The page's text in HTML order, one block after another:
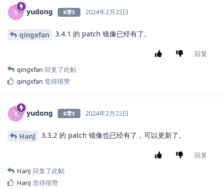
Y yudong K零S 2024年2月22日
qingxfan 3.4.1 的 patch 镜像已经有了。
回复
qingxfan 回复了此帖
qingxfan 觉得很赞
Y yudong K零S 2024年2月22日
HanJ 3.3.2 的 patch 镜像也已经有了，可以更新了。
回复
HanJ 回复了此帖
HanJ 觉得很赞